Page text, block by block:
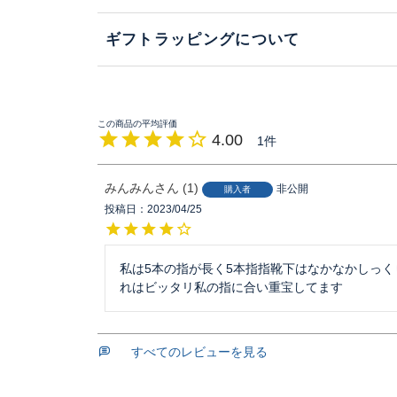
ギフトラッピングについて
4.00 1
みんみん 1 購入者
非公開
投稿日
2023/04/25
私は5本の指が長く5本指指靴下はなかなかしっ
れはビッタリ私の指に合い重宝してます
すべてのレビューを見る